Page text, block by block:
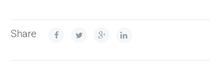
Share